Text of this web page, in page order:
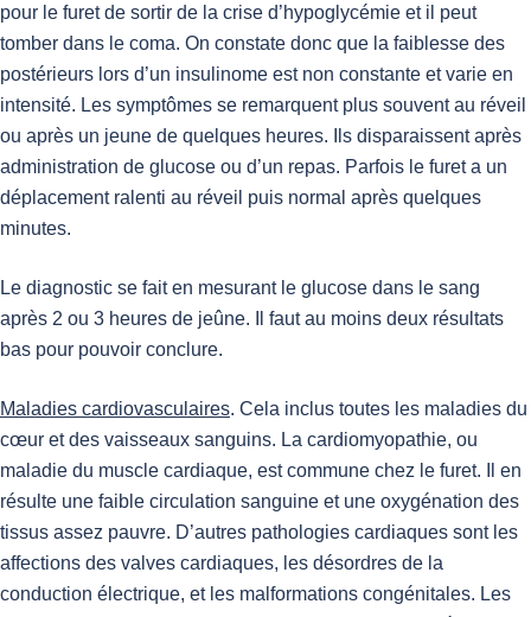
pour le furet de sortir de la crise d’hypoglycémie et il peut
tomber dans le coma. On constate donc que la faiblesse des
postérieurs lors d’un insulinome est non constante et varie en
intensité. Les symptômes se remarquent plus souvent au réveil
ou après un jeune de quelques heures. Ils disparaissent après
administration de glucose ou d’un repas. Parfois le furet a un
déplacement ralenti au réveil puis normal après quelques
minutes.
Le diagnostic se fait en mesurant le glucose dans le sang
après 2 ou 3 heures de jeûne. Il faut au moins deux résultats
bas pour pouvoir conclure.
Maladies cardiovasculaires. Cela inclus toutes les maladies du
cœur et des vaisseaux sanguins. La cardiomyopathie, ou
maladie du muscle cardiaque, est commune chez le furet. Il en
résulte une faible circulation sanguine et une oxygénation des
tissus assez pauvre. D’autres pathologies cardiaques sont les
affections des valves cardiaques, les désordres de la
conduction électrique, et les malformations congénitales. Les